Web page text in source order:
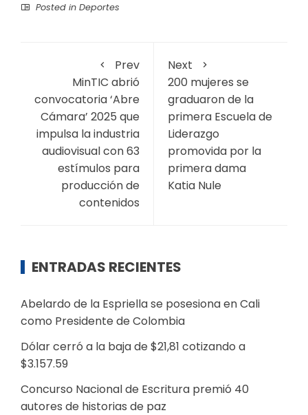
Posted in Deportes
Prev
MinTIC abrió
convocatoria ‘Abre
Cámara’ 2025 que
impulsa la industria
audiovisual con 63
estímulos para
producción de
contenidos
Next
200 mujeres se
graduaron de la
primera Escuela de
Liderazgo
promovida por la
primera dama
Katia Nule
ENTRADAS RECIENTES
Abelardo de la Espriella se posesiona en Cali
como Presidente de Colombia
Dólar cerró a la baja de $21,81 cotizando a
$3.157.59
Concurso Nacional de Escritura premió 40
autores de historias de paz